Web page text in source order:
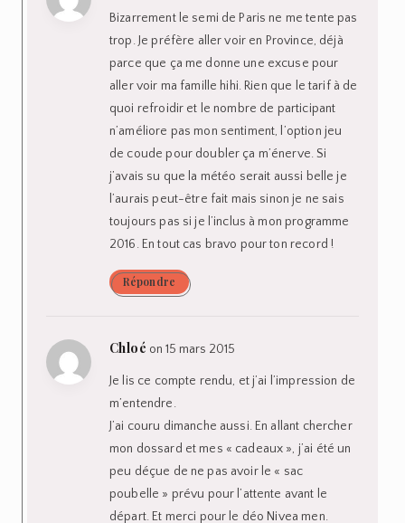
Bizarrement le semi de Paris ne me tente pas
trop. Je préfère aller voir en Province, déjà
parce que ça me donne une excuse pour
aller voir ma famille hihi. Rien que le tarif à de
quoi refroidir et le nombre de participant
n’améliore pas mon sentiment, l’option jeu
de coude pour doubler ça m’énerve. Si
j’avais su que la météo serait aussi belle je
l’aurais peut-être fait mais sinon je ne sais
toujours pas si je l’inclus à mon programme
2016. En tout cas bravo pour ton record !
Répondre
Chloé on 15 mars 2015
Je lis ce compte rendu, et j’ai l’impression de
m’entendre.
J’ai couru dimanche aussi. En allant chercher
mon dossard et mes « cadeaux », j’ai été un
peu déçue de ne pas avoir le « sac
poubelle » prévu pour l’attente avant le
départ. Et merci pour le déo Nivea men.